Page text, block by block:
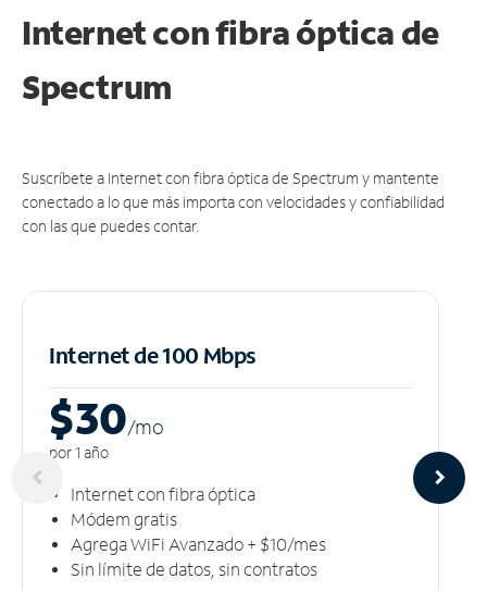
Internet con fibra óptica de
Spectrum
Suscríbete a Internet con fibra óptica de Spectrum y mantente
conectado a lo que más importa con velocidades y confiabilidad
con las que puedes contar.
Internet de 100 Mbps
$30/mo
por 1 año
Internet con fibra óptica
Módem gratis
Agrega WiFi Avanzado + $10/mes
Sin límite de datos, sin contratos